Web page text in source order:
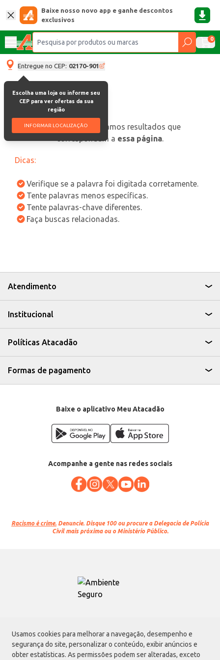
Usamos cookies para melhorar a navegação, desempenho e
segurança do site, personalizar o conteúdo, exibir anúncios e
obter estatísticas. As permissões podem ser alteradas, exceto
Baixe nosso novo app e ganhe descontos
exclusivos
0
Entregue no CEP: 02170-901
Escolha uma loja ou informe seu
CEP para ver ofertas da sua
região
INFORMAR LOCALIZAÇÃO
oops, não encontramos resultados que
correspondam a essa página.
Dicas:
Verifique se a palavra foi digitada corretamente.
Tente palavras menos específicas.
Tente palavras-chave diferentes.
Faça buscas relacionadas.
Atendimento
Institucional
Políticas Atacadão
Formas de pagamento
Baixe o aplicativo Meu Atacadão
Acompanhe a gente nas redes sociais
Racismo é crime. Denuncie. Disque 100 ou procure a Delegacia de Polícia
Civil mais próxima ou o Ministério Público.
Atacadão S.A.
Avenida Morvan Dias de Figueiredo, 6169, Vila Maria, São Paulo - SP | CEP
02170-901 | CNPJ: 75.315.333/0001-09